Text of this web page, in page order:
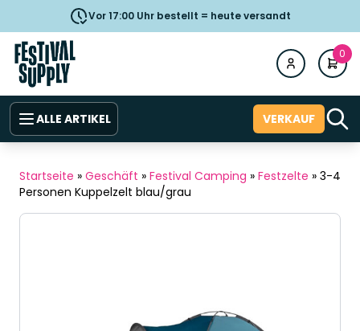
Vor 17:00 Uhr bestellt = heute versandt
0
ALLE ARTIKEL VERKAUF
Startseite » Geschäft » Festival Camping » Festzelte » 3-4
Personen Kuppelzelt blau/grau